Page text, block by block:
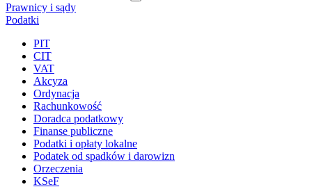
Prawnicy i sądy
Podatki
PIT
CIT
VAT
Akcyza
Ordynacja
Rachunkowość
Doradca podatkowy
Finanse publiczne
Podatki i opłaty lokalne
Podatek od spadków i darowizn
Orzeczenia
KSeF